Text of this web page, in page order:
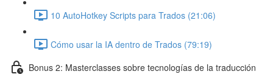
10 AutoHotkey Scripts para Trados (21:06)
Cómo usar la IA dentro de Trados (79:19)
Bonus 2: Masterclasses sobre tecnologías de la traducción